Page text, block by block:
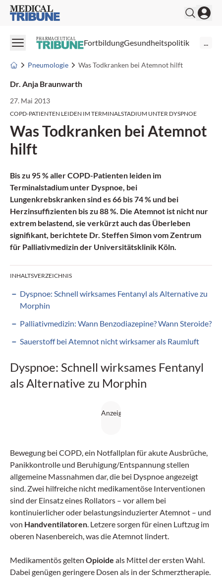
Medical Tribune
PHARMACEUTICAL FortbildungGesundheitspolitik ...
Pneumologie Was Todkranken bei Atemnot hilft
Dr. Anja Braunwarth
27. Mai 2013
COPD-PATIENTEN LEIDEN IM TERMINALSTADIUM UNTER DYSPNOE
Was Todkranken bei Atemnot
hilft
Bis zu 95 % aller COPD-Patienten leiden im
Terminalstadium unter Dyspnoe , bei
Lungenkrebskranken sind es 66 bis 74 % und bei
Herzinsuffizienten bis zu 88 %. Die Atemnot ist nicht nur
extrem belastend, sie verkürzt auch das Überleben
signifikant, berichtete Dr. Steffen Simon vom Zentrum
für Palliativmedizin der Universitätsklinik Köln.
INHALTSVERZEICHNIS
Dyspnoe: Schnell wirksames Fentanyl als Alternative zu
Morphin
Palliativmedizin: Wann Benzodiazepine? Wann Steroide?
Sauerstoff bei Atemnot nicht wirksamer als Raumluft
Dyspnoe: Schnell wirksames Fentanyl
als Alternative zu Morphin
Bewegung bei COPD, ein Notfallplan für akute Ausbrüche,
Panikkontrolle und Beruhigung/Entspannung stellen
allgemeine Massnahmen dar, die bei Dyspnoe angezeigt
sind. Zwei hilfreiche nicht medikamentöse Interventionen
sind der Einsatz eines Rollators – vor allem bei
kontinuierlicher oder belastungsinduzierter Atemnot – und
von Handventilatoren . Letzere sorgen für einen Luftzug im
oberen Nasenbereich, was die Atemnot lindert.
Medikamentös gelten Opioide als Mittel der ersten Wahl.
Dabei genügen geringere Dosen als in der Schmerztherapie.